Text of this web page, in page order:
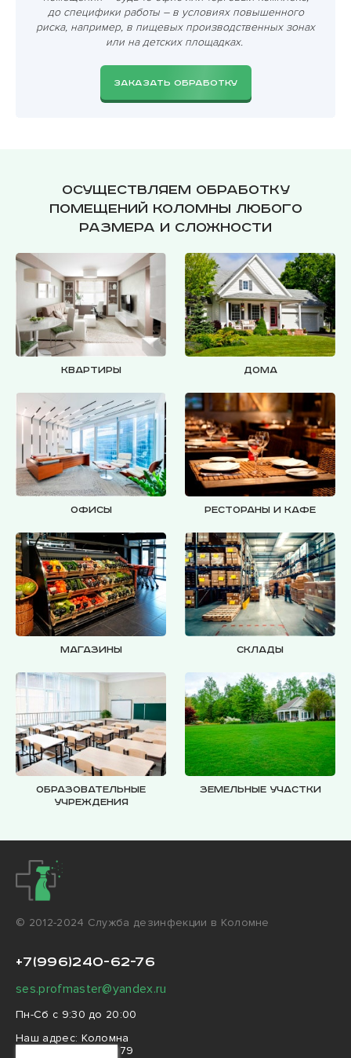
до специфики работы – в условиях повышенного
риска, например, в пищевых производственных зонах
или на детских площадках.
ЗАКАЗАТЬ ОБРАБОТКУ
Осуществляем обработку
помещений Коломны любого
размера и сложности
Квартиры Дома
Офисы Рестораны и кафе
Магазины Склады
Образовательные
учреждения
Земельные участки
© 2012-2024 Cлужба дезинфекции в Коломне
+7(996)240-62-76
ses.profmaster@yandex.ru
Пн-Сб с 9:30 до 20:00
Наш адрес: Коломна
ул. Дзержинского, 79